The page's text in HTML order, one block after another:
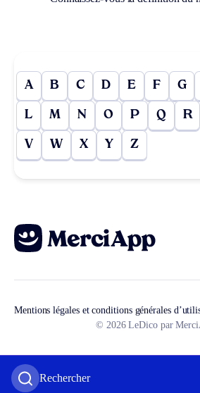
Rechercher
A B C D E F G
L M N O P Q R
V W X Y Z
Mentions légales et conditions générales
© 2026 LeDico par